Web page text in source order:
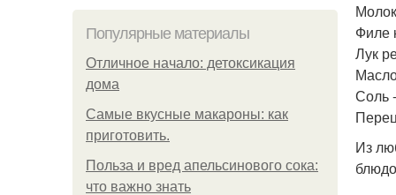
Популярные материалы
Отличное начало: детоксикация
дома
Самые вкусные макароны: как
приготовить.
Польза и вред апельсинового сока:
что важно знать
Филе
Лук
Соль
Из